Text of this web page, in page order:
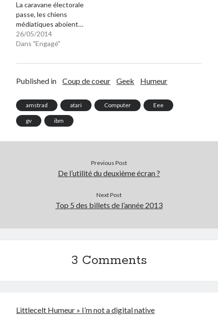
La caravane électorale
passe, les chiens
médiatiques aboient…
26/05/2014
Dans "Engagé"
Published in Coup de coeur Geek Humeur
amstrad atari Computer Eee
gv ibm
Previous Post
De l’utilité du deuxième écran ?
Next Post
Top 5 des billets de l’année 2013
3 Comments
Littlecelt Humeur » I’m not a digital native